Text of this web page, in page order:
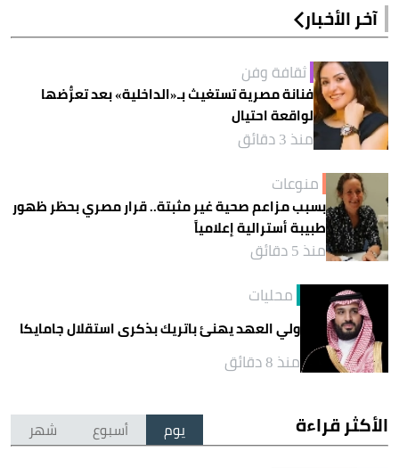
آخر الأخبار
ثقافة وفن
فنانة مصرية تستغيث بـ«الداخلية» بعد تعرُّضها
لواقعة احتيال
منذ 3 دقائق
منوعات
بسبب مزاعم صحية غير مثبتة.. قرار مصري بحظر ظهور
طبيبة أسترالية إعلامياً
منذ 5 دقائق
محليات
ولي العهد يهنئ باتريك بذكرى استقلال جامايكا
منذ 8 دقائق
الأكثر قراءة يوم أسبوع شهر